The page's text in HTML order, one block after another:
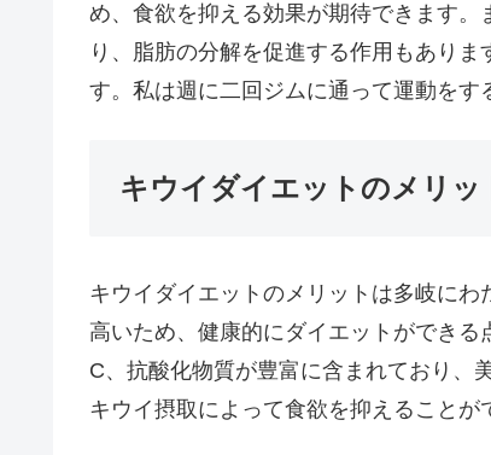
め、食欲を抑える効果が期待できます
り、脂肪の分解を促進する作用もあり
す。私は週に二回ジムに通って運動をす
キウイダイエットのメリッ
キウイダイエットのメリットは多岐に
高いため、健康的にダイエットができ
C、抗酸化物質が豊富に含まれており、
キウイ摂取によって食欲を抑えることが